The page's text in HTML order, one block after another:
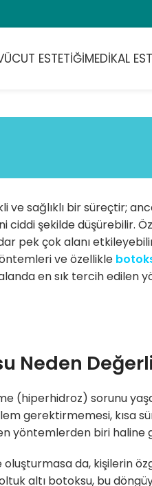
ESTETIĞIMEDIKAL
ve sağlıklı bir süreçtir;
ciddi şekilde düşürebilir.
pek çok alanı
ve özellikle
en sık tercih
Neden
(hiperhidroz) sorunu
gerektirmemesi, kısa
yöntemlerden biri haline
da, kişilerin
altı botoksu, bu